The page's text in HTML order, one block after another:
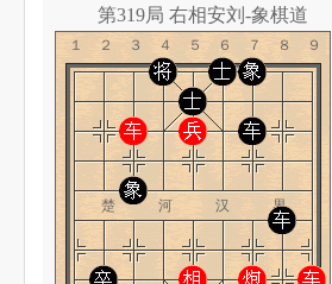
第319局 右相安刘-象棋道
１２３４５６７８９
楚 河 汉 界